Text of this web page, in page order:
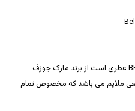
عطر بلا ویستا لیبر BELLA VISTA LIBRE عطری است از برند مارک جوزف
ملایم می باشد که مخصوص تمام